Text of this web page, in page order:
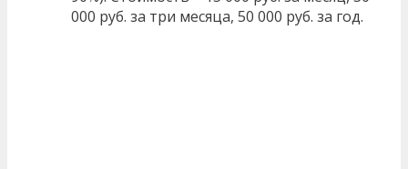
000 руб. за три месяца, 50 000 руб. за год.